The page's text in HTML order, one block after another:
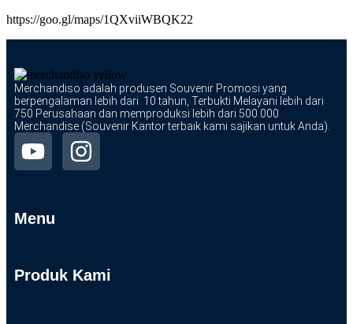
https://goo.gl/maps/1QXviiWBQK22
Merchandiso adalah produsen Souvenir Promosi yang
berpengalaman lebih dari 10 tahun, Terbukti Melayani lebih dari
750 Perusahaan dan memproduksi lebih dari 500.000
Merchandise (Souvenir Kantor terbaik kami sajikan untuk Anda).
Menu
Produk Kami